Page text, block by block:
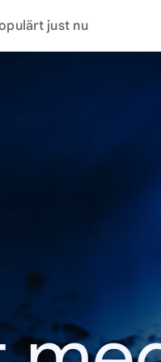
just nu